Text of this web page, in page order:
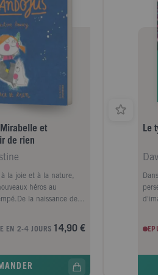
et
de rien
la joie et à la nature,
héros au
la naissance de
par des instants
du temps qui passe,
nature et Viandojus, un
EN 2-4 JOURS 14,90 €
Le